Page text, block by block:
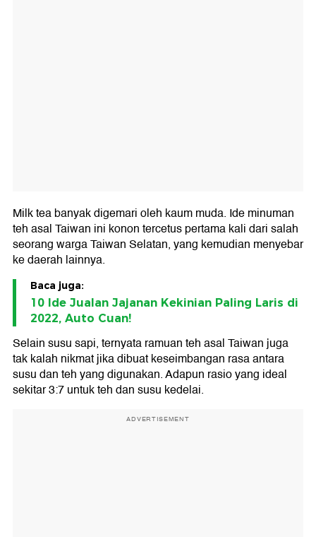
Milk tea banyak digemari oleh kaum muda. Ide minuman
teh asal Taiwan ini konon tercetus pertama kali dari salah
seorang warga Taiwan Selatan, yang kemudian menyebar
ke daerah lainnya.
Baca juga:
10 Ide Jualan Jajanan Kekinian Paling Laris di
2022, Auto Cuan!
Selain susu sapi, ternyata ramuan teh asal Taiwan juga
tak kalah nikmat jika dibuat keseimbangan rasa antara
susu dan teh yang digunakan. Adapun rasio yang ideal
sekitar 3:7 untuk teh dan susu kedelai.
ADVERTISEMENT